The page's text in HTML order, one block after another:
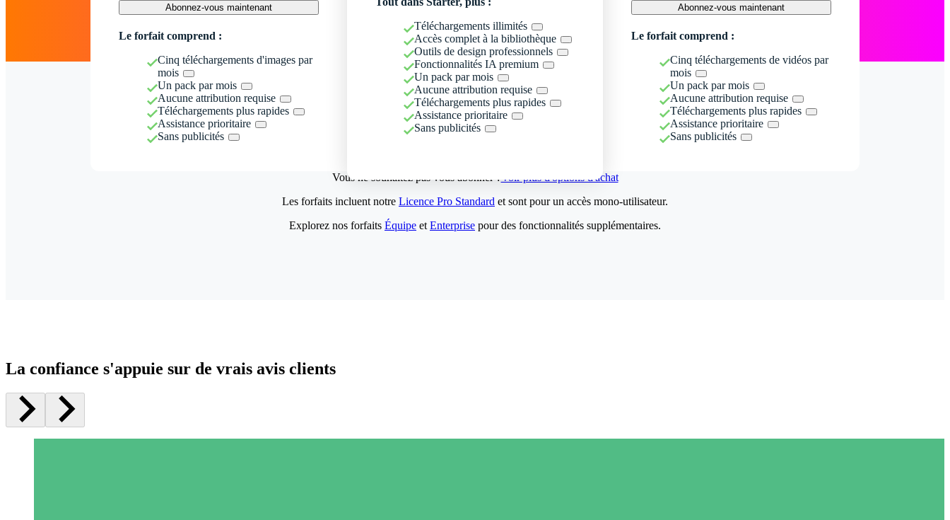
Abonnez-vous maintenant
Le forfait comprend :
Cinq téléchargements d'images par
mois
Un pack par mois
Aucune attribution requise
Téléchargements plus rapides
Assistance prioritaire
Sans publicités
Téléchargements illimités
Accès complet à la bibliothèque
Outils de design professionnels
Fonctionnalités IA premium
Un pack par mois
Aucune attribution requise
Téléchargements plus rapides
Assistance prioritaire
Sans publicités
Abonnez-vous maintenant
Le forfait comprend :
Cinq téléchargements de vidéos par
mois
Un pack par mois
Aucune attribution requise
Téléchargements plus rapides
Assistance prioritaire
Sans publicités
Vous ne souhaitez pas vous abonner ?Voir plus d'options d'achat
Les forfaits incluent notre Licence Pro Standard et sont pour un accès mono-utilisateur.
Explorez nos forfaits Équipe et Enterprise pour des fonctionnalités supplémentaires.
La confiance s'appuie sur de vrais avis clients